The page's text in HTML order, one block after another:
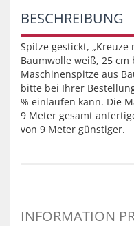
BESCHREIBUNG
Spitze gestickt,
Baumwolle weiß, 25
Maschinenspitze aus
bitte bei Ihrer
% einlaufen kann. Die
9 Meter gesamt
von 9 Meter günstiger.
INFORMATION